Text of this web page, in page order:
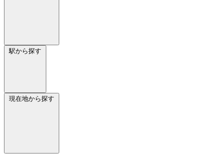
駅から探す
現在地から探す